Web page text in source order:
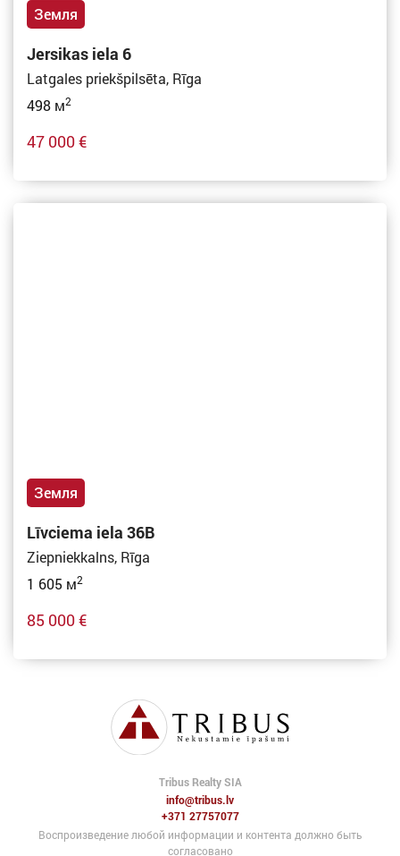
Земля
Jersikas iela 6
Latgales priekšpilsēta, Rīga
498 м2
47 000 €
Земля
Līvciema iela 36B
Ziepniekkalns, Rīga
1 605 м2
85 000 €
Tribus Realty SIA
info@tribus.lv
+371 27757077
Воспроизведение любой информации и контента должно быть
согласовано